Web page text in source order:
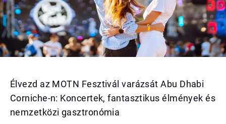
Élvezd az MOTN Fesztivál varázsát Abu Dhabi
Corniche-n: Koncertek, fantasztikus élmények és
nemzetközi gasztronómia